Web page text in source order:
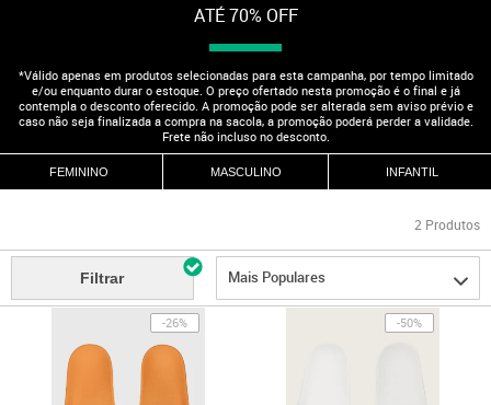
ATÉ 70% OFF
*Válido apenas em produtos selecionadas para esta campanha, por tempo limitado
e/ou enquanto durar o estoque. O preço ofertado nesta promoção é o final e já
contempla o desconto oferecido. A promoção pode ser alterada sem aviso prévio e
caso não seja finalizada a compra na sacola, a promoção poderá perder a validade.
Frete não incluso no desconto.
FEMININO MASCULINO INFANTIL
2 Produtos
Filtrar Mais Populares
-26% -50%